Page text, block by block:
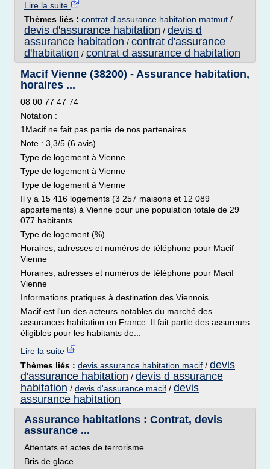
Lire la suite
Thèmes liés : contrat d'assurance habitation matmut /
devis d'assurance habitation / devis d
assurance habitation / contrat d'assurance
d'habitation / contrat d assurance d habitation
Macif Vienne (38200) - Assurance habitation,
horaires ...
08 00 77 47 74
Notation :
1Macif ne fait pas partie de nos partenaires
Note : 3,3/5 (6 avis).
Type de logement à Vienne
Type de logement à Vienne
Type de logement à Vienne
Il y a 15 416 logements (3 257 maisons et 12 089
appartements) à Vienne pour une population totale de 29
077 habitants.
Type de logement (%)
Horaires, adresses et numéros de téléphone pour Macif
Vienne
Horaires, adresses et numéros de téléphone pour Macif
Vienne
Informations pratiques à destination des Viennois
Macif est l'un des acteurs notables du marché des
assurances habitation en France. Il fait partie des assureurs
éligibles pour les habitants de...
Lire la suite
Thèmes liés : devis assurance habitation macif / devis
d'assurance habitation / devis d assurance
habitation / devis d'assurance macif / devis
assurance habitation
Assurance habitations : Contrat, devis
assurance ...
Attentats et actes de terrorisme
Bris de glace...